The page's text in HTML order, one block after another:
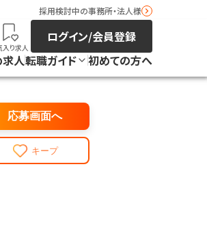
採用検討中の事務所・法人様
入り求人
ログイン/会員登録
求人転職ガイド 初めての方へ
キープ
応募画面へ